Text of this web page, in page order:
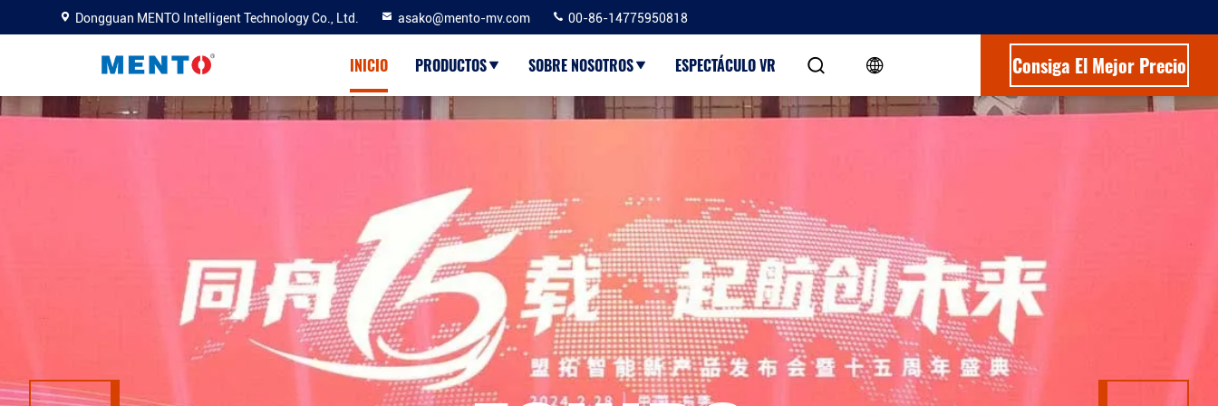
Dongguan MENTO Intelligent Technology Co., Ltd. asako@mento-mv.com 00-86-14775950818
INICIO PRODUCTOS SOBRE NOSOTROS ESPECTÁCULO VR Consiga El Mejor Precio